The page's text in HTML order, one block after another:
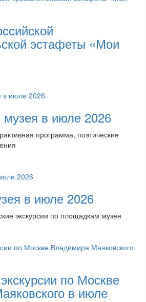
эстафеты «Мои
в июле 2026
программа, поэтические
в июле 2026
экскурсии по площадкам музея
по Москве
в июле